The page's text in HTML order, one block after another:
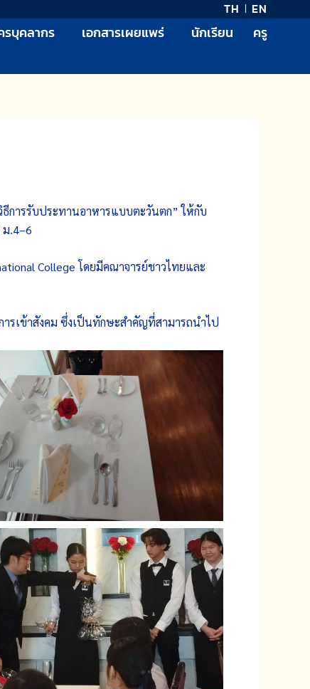
TH EN
บุคลากร เอกสารเผยแพร่ นักเรียน ครู
ธีการรับประทานอาหารแบบตะวันตก” ให้กับ
ม.4–6
College โดยมีคณาจารย์ชาวไทยและ
เข้าสังคม ซึ่งเป็นทักษะสำคัญที่สามารถนำไป